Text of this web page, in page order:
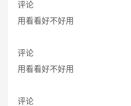
评论
用看看好不好用
评论
用看看好不好用
评论